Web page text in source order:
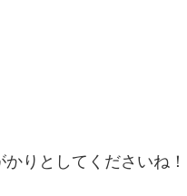
りとしてくださいね！